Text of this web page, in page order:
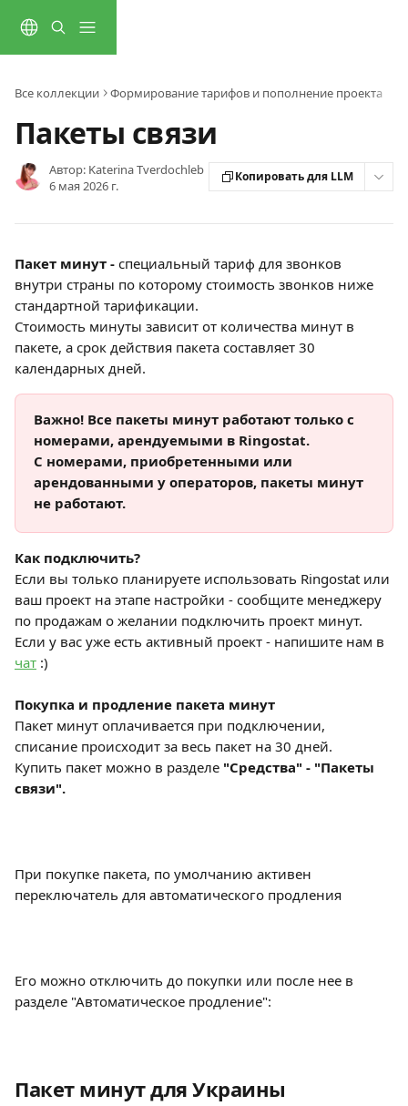
Все коллекции Формирование тарифов и пополнение проекта
Пакеты связи
Автор: Katerina Tverdochleb
6 мая 2026 г.
Копировать для LLM
Пакет минут - специальный тариф для звонков
внутри страны по которому стоимость звонков ниже
стандартной тарификации.
Стоимость минуты зависит от количества минут в
пакете, а срок действия пакета составляет 30
календарных дней.
Важно! Все пакеты минут работают только с
номерами, арендуемыми в Ringostat.
С номерами, приобретенными или
арендованными у операторов, пакеты минут
не работают.
Как подключить?
Если вы только планируете использовать Ringostat или
ваш проект на этапе настройки - сообщите менеджеру
по продажам о желании подключить проект минут.
Если у вас уже есть активный проект - напишите нам в
чат :)
Покупка и продление пакета минут
Пакет минут оплачивается при подключении,
списание происходит за весь пакет на 30 дней.
Купить пакет можно в разделе "Средства" - "Пакеты
связи".
При покупке пакета, по умолчанию активен
переключатель для автоматического продления
Его можно отключить до покупки или после нее в
разделе "Автоматическое продление":
Пакет минут для Украины